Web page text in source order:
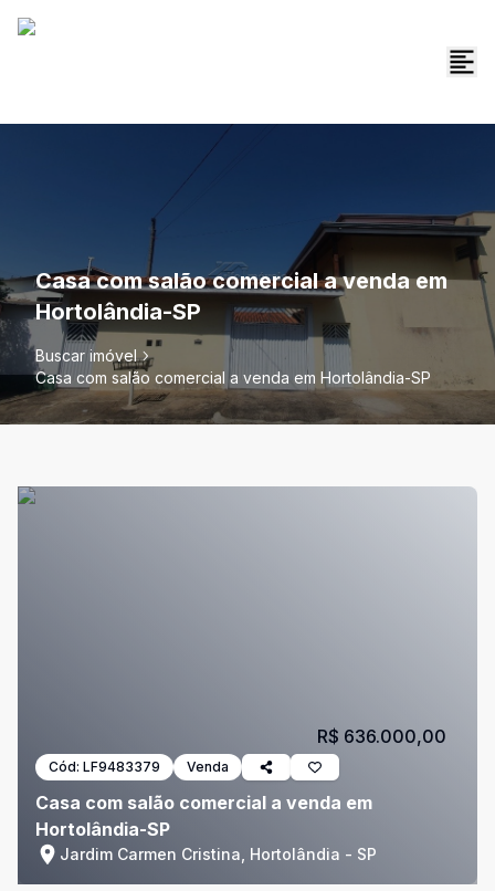
Casa com salão comercial a venda em
Hortolândia-SP
Buscar imóvel
Casa com salão comercial a venda em Hortolândia-SP
Cód: LF9483379 Venda
Casa com salão comercial a venda em
Hortolândia-SP
Jardim Carmen Cristina, Hortolândia - SP
R$ 636.000,00